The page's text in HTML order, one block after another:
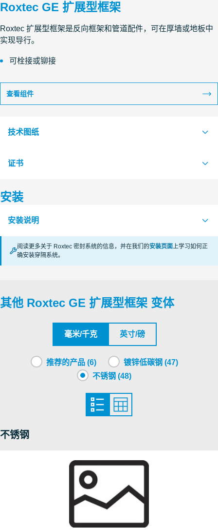
Roxtec GE 扩展型框架
Roxtec 扩展型框架是反向框架和管道配件，可在厚墙或地板中
实现导行。
可栓接或铆接
查看组件
技术图纸
S1008220 GE FRAME EXTENSION FRAME
证书
认证机构
Deutsches Institut für Bautechnik, DIBt
安装
安装说明
GE (en)
阅读更多关于 Roxtec 密封系统的信息，并在我们的安装页面上学习如何正
确安装穿隔系统。
其他 Roxtec GE 扩展型框架 变体
毫米/千克 英寸/磅
推荐的产品 (6)
镀锌低碳钢 (47)
不锈钢 (48)
不锈钢